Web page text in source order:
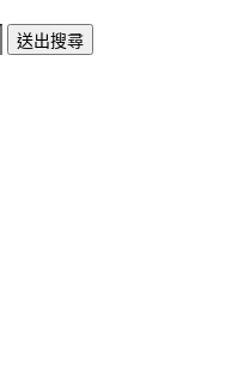
送出搜尋